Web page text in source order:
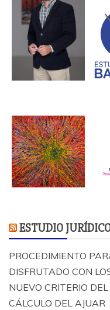
ESTUDIO
PROCEDIMIENTO
DISFRUTADO CON
NUEVO CRITERIO
CÁLCULO DEL AJUAR